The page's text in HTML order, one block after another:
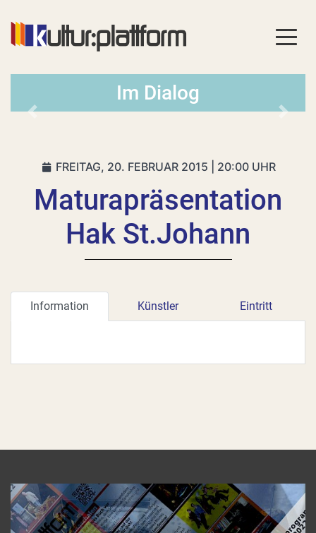
Im Dialog
FREITAG, 20. FEBRUAR 2015 | 20:00 UHR
Maturapräsentation
Hak St.Johann
Information Künstler Eintritt